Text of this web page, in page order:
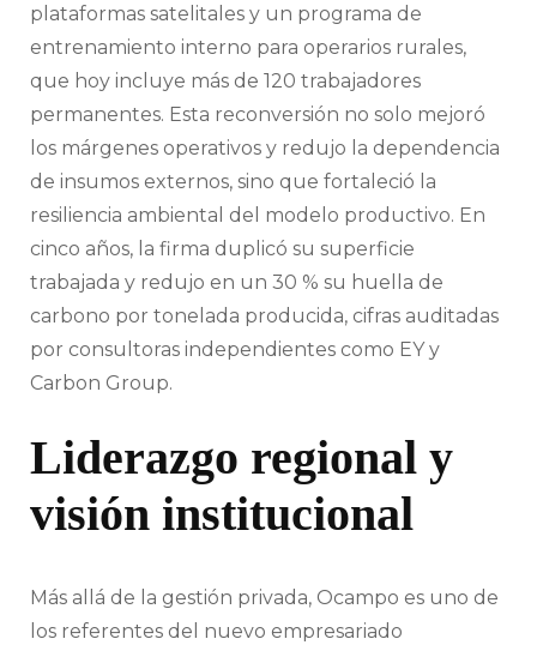
plataformas satelitales y un programa de
entrenamiento interno para operarios rurales,
que hoy incluye más de 120 trabajadores
permanentes. Esta reconversión no solo mejoró
los márgenes operativos y redujo la dependencia
de insumos externos, sino que fortaleció la
resiliencia ambiental del modelo productivo. En
cinco años, la firma duplicó su superficie
trabajada y redujo en un 30 % su huella de
carbono por tonelada producida, cifras auditadas
por consultoras independientes como EY y
Carbon Group.
Liderazgo regional y
visión institucional
Más allá de la gestión privada, Ocampo es uno de
los referentes del nuevo empresariado